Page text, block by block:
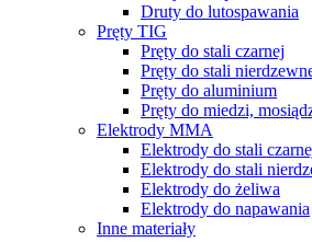
Druty do lutospawania
Pręty TIG
Pręty do stali czarnej
Pręty do stali
Pręty do aluminium
Pręty do miedzi,
Elektrody MMA
Elektrody do stali
Elektrody do stali
Elektrody do żeliwa
Elektrody do napawania
Inne materiały